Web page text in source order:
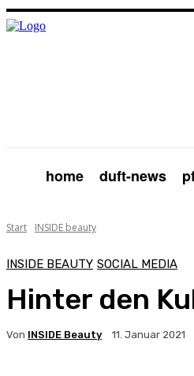
home duft-news
Start INSIDE beauty
INSIDE BEAUTY SOCIAL MEDIA
Hinter den
Von INSIDE Beauty 11. Januar 2021